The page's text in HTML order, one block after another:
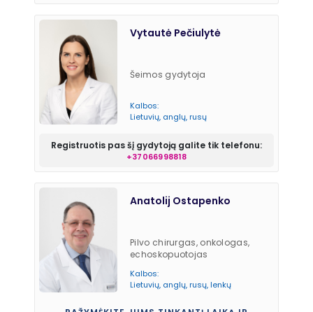
Vytautė Pečiulytė
Šeimos gydytoja
Kalbos:
Lietuvių, anglų, rusų
Registruotis pas šį gydytoją galite tik telefonu:
+37066998818
Anatolij Ostapenko
Pilvo chirurgas, onkologas,
echoskopuotojas
Kalbos:
Lietuvių, anglų, rusų, lenkų